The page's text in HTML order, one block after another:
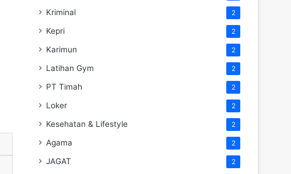
Kriminal 2
Kepri 2
Karimun 2
Latihan Gym 2
PT Timah 2
Loker 2
Kesehatan & Lifestyle 2
Agama 2
JAGAT 2